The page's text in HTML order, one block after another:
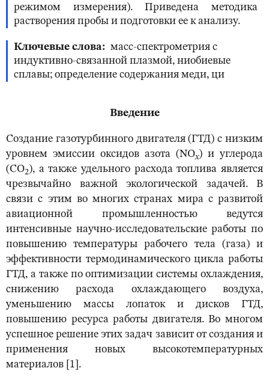
режимом измерения). Приведена методика
растворения пробы и подготовки ее к анализу.
Ключевые слова
масс-спектрометрия с
индуктивно-связанной плазмой, ниобиевые
сплавы; определение содержания меди, ци
Введение
Создание газотурбинного двигателя (ГТД) с низким
уровнем эмиссии оксидов азота (NOx) и углерода
(СО2), а также удельного расхода топлива является
чрезвычайно важной экологической задачей. В
связи с этим во многих странах мира с развитой
авиационной промышленностью ведутся
интенсивные научно-исследовательские работы по
повышению температуры рабочего тела (газа) и
эффективности термодинамического цикла работы
ГТД, а также по оптимизации системы охлаждения,
снижению расхода охлаждающего воздуха,
уменьшению массы лопаток и дисков ГТД,
повышению ресурса работы двигателя. Во многом
успешное решение этих задач зависит от создания и
применения новых высокотемпературных
материалов [1].